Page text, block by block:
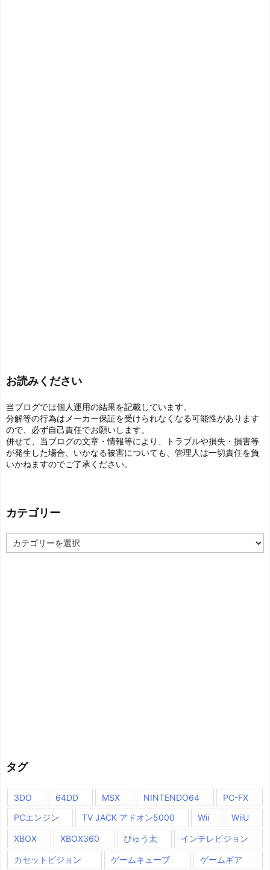
お読みください
当ブログでは個人運用の結果を記載しています。
分解等の行為はメーカー保証を受けられなくなる可能性があります
ので、必ず自己責任でお願いします。
併せて、当ブログの文章・情報等により、トラブルや損失・損害等
が発生した場合、いかなる被害についても、管理人は一切責任を負
いかねますのでご了承ください。
カテゴリー
テ
タグ
3DO 64DD MSX NINTENDO64
PC-FX
PCエンジン
TV JACK アドオン5000 Wii WiiU
XBOX XBOX360 ぴゅう太 インテレビジョン
カセットビジョン ゲームキューブ ゲームギア